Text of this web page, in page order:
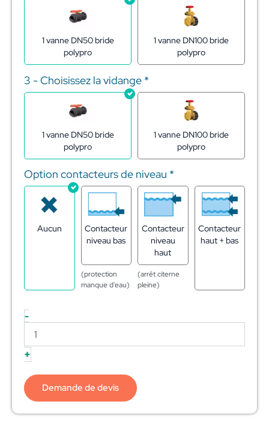
1 vanne DN50 bride
polypro
1 vanne DN100 bride
polypro
3 - Choisissez la vidange *
1 vanne DN50 bride
polypro
1 vanne DN100 bride
polypro
Option contacteurs de niveau *
Aucun
Contacteur
niveau bas
(protection
manque d'eau)
Contacteur
niveau
haut
(arrêt citerne
pleine)
Contacteur
haut + bas
-
+
Demande de devis